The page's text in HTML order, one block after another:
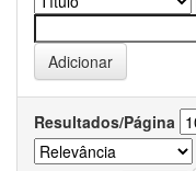
Resultados/Página